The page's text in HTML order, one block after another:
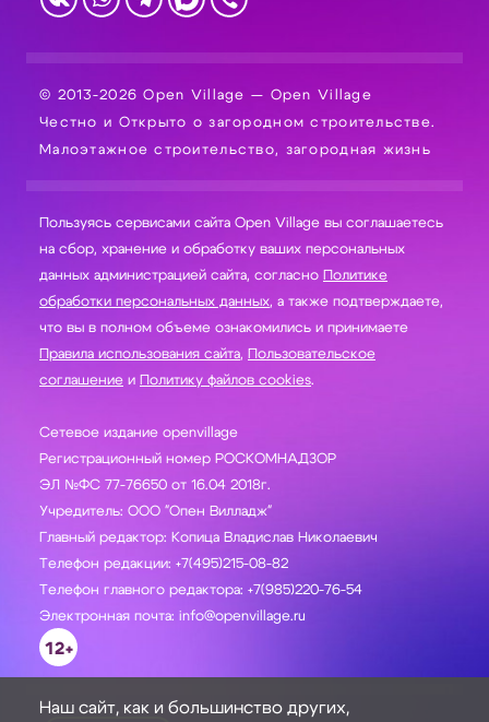
© 2013-2026 Open Village — Open Village
Честно и Открыто о загородном строительстве.
Малоэтажное строительство, загородная жизнь
Пользуясь сервисами сайта Open Village вы соглашаетесь
на сбор, хранение и обработку ваших персональных
данных администрацией сайта, согласно Политике
обработки персональных данных, а также подтверждаете,
что вы в полном объеме ознакомились и принимаете
Правила использования сайта, Пользовательское
соглашение и Политику файлов cookies.
Сетевое издание openvillage
Регистрационный номер РОСКОМНАДЗОР
ЭЛ №ФС 77-76650 от 16.04 2018г.
Учредитель: ООО "Опен Вилладж"
Главный редактор: Копица Владислав Николаевич
Телефон редакции: +7(495)215-08-82
Телефон главного редактора: +7(985)220-76-54
Электронная почта: info@openvillage.ru
12+
Наш сайт, как и большинство других,